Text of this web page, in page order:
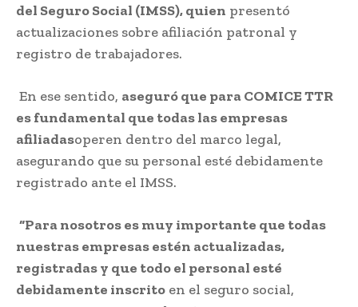
del Seguro Social (IMSS), quien presentó
actualizaciones sobre afiliación patronal y
registro de trabajadores.
En ese sentido, aseguró que para COMICE TTR
es fundamental que todas las empresas
afiliadasoperen dentro del marco legal,
asegurando que su personal esté debidamente
registrado ante el IMSS.
“Para nosotros es muy importante que todas
nuestras empresas estén actualizadas,
registradas y que todo el personal esté
debidamente inscrito en el seguro social,